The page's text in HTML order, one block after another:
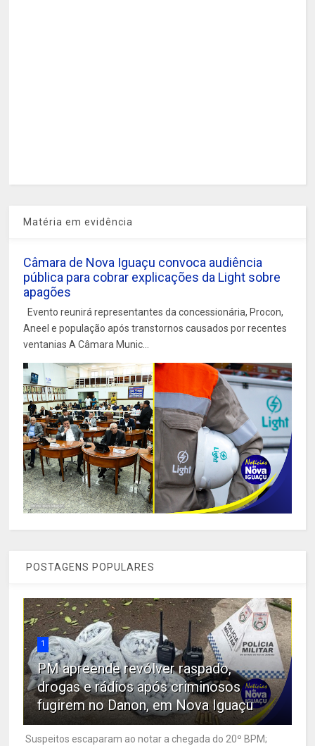
Matéria em evidência
Câmara de Nova Iguaçu convoca audiência
pública para cobrar explicações da Light sobre
apagões
Evento reunirá representantes da concessionária, Procon,
Aneel e população após transtornos causados por recentes
ventanias A Câmara Munic...
POSTAGENS POPULARES
1
PM apreende revólver raspado,
drogas e rádios após criminosos
fugirem no Danon, em Nova Iguaçu
Suspeitos escaparam ao notar a chegada do 20º BPM;